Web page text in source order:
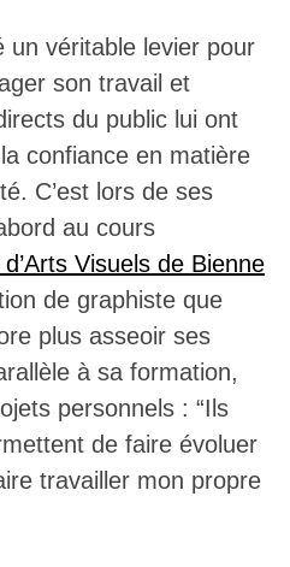
un véritable levier pour
son travail et
du public lui ont
confiance en matière
C’est lors de ses
au cours
Visuels de Bienne
de graphiste que
plus asseoir ses
à sa formation,
personnels : “Ils
de faire évoluer
travailler mon propre